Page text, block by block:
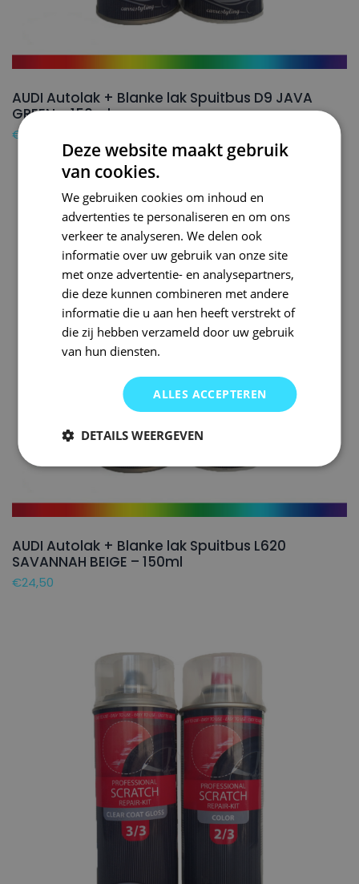
AUDI Autolak + Blanke lak Spuitbus D9 JAVA
GREEN – 150ml
€
AUDI Autolak + Blanke lak Spuitbus L620
SAVANNAH BEIGE – 150ml
€24,50
Deze website maakt gebruik
van cookies.
We gebruiken cookies om inhoud en
advertenties te personaliseren en om ons
verkeer te analyseren. We delen ook
informatie over uw gebruik van onze site
met onze advertentie- en analysepartners,
die deze kunnen combineren met andere
informatie die u aan hen heeft verstrekt of
die zij hebben verzameld door uw gebruik
van hun diensten.
ALLES ACCEPTEREN
DETAILS WEERGEVEN